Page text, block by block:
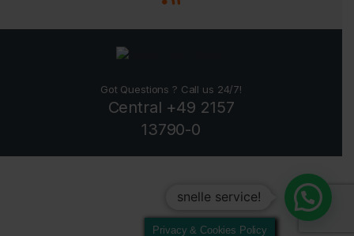
Got Questions ? Call us 24/7!
Central +49 2157
13790-0
Privacy & Cookies Policy
snelle service!